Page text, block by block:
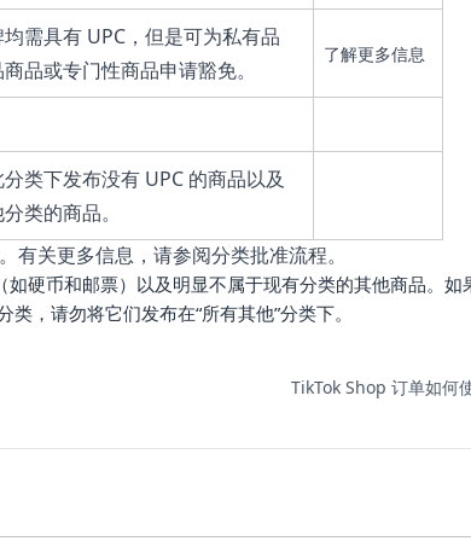
需具有 UPC，但是可为私有品
品或专门性商品申请豁免。
了解更多信息
类下发布没有 UPC 的商品以及
类的商品。
有关更多信息，请参阅分类批准流程。
硬币和邮票）以及明显不属于现有分类的其他商品。如
，请勿将它们发布在“所有其他”分类下。
TikTok Shop 订单如何